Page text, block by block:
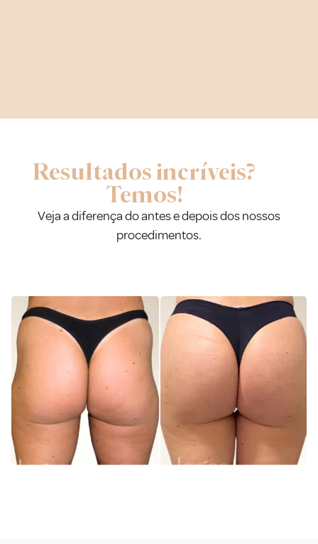
Resultados incríveis?
Temos!
Veja a diferença do antes e depois dos nossos
procedimentos.